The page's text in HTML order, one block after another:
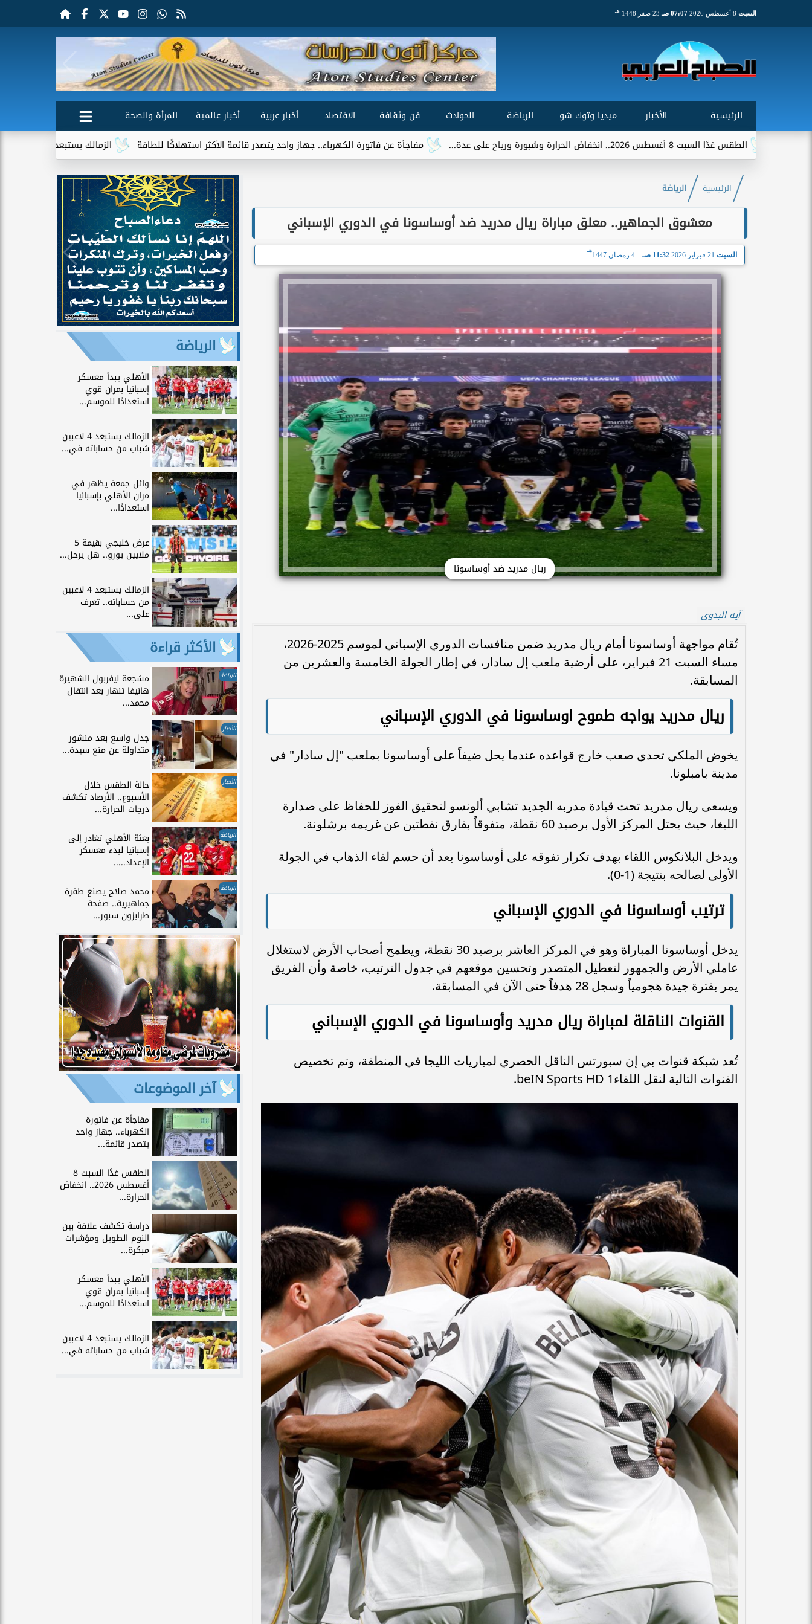
السبت 07:07 صـ 23 صفر 1448 هـ
الرئيسية الأخبار ميديا وتوك شو الرياضة الحوادث فن وثقافة الاقتصاد أخبار عربية أخبار عالمية
المرأة والصحة
الزمالك يستبعد 4 لاعبين شباب من حساباته في الموسم الجديد
مفاجأة عن فاتورة الكهرباء.. جهاز واحد يتصدر قائمة الأكثر استهلاكًا للطاقة السبت 8 أغسطس 2026.. انخفاض الحرارة وشبورة ورياح على عدة...
الرئيسية الرياضة
معشوق الجماهير.. معلق مباراة ريال مدريد ضد أوساسونا في الدوري الإسباني
السبت 11:32 صـ 4 رمضان 1447
هـ
ريال مدريد ضد أوساسونا
آيه البدوى
تُقام مواجهة أوساسونا أمام ريال مدريد ضمن منافسات الدوري الإسباني لموسم 2025-2026،
مساء السبت 21 فبراير، على أرضية ملعب إل سادار، في إطار الجولة الخامسة والعشرين من
المسابقة.
ريال مدريد يواجه طموح اوساسونا في الدوري الإسباني
يخوض الملكي تحدي صعب خارج قواعده عندما يحل ضيفاً على أوساسونا بملعب "إل سادار" في
مدينة بامبلونا.
ويسعى ريال مدريد تحت قيادة مدربه الجديد تشابي ألونسو لتحقيق الفوز للحفاظ على صدارة
الليغا، حيث يحتل المركز الأول برصيد 60 نقطة، متفوقاً بفارق نقطتين عن غريمه برشلونة.
ويدخل البلانكوس اللقاء بهدف تكرار تفوقه على أوساسونا بعد أن حسم لقاء الذهاب في الجولة
الأولى لصالحه بنتيجة (1-0).
ترتيب أوساسونا في الدوري الإسباني
يدخل أوساسونا المباراة وهو في المركز العاشر برصيد 30 نقطة، ويطمح أصحاب الأرض لاستغلال
عاملي الأرض والجمهور لتعطيل المتصدر وتحسين موقعهم في جدول الترتيب، خاصة وأن الفريق
يمر بفترة جيدة هجومياً وسجل 28 هدفاً حتى الآن في المسابقة.
القنوات الناقلة لمباراة ريال مدريد وأوساسونا في الدوري الإسباني
تُعد شبكة قنوات بي إن سبورتس الناقل الحصري لمباريات الليجا في المنطقة، وتم تخصيص
القنوات التالية لنقل اللقاءbeIN Sports HD 1.
الرياضة
الأهلي يبدأ معسكر
إسبانيا بمران قوي
استعدادًا للموسم...
الزمالك يستبعد 4 لاعبين
شباب من حساباته في...
وائل جمعة يظهر في
مران الأهلي بإسبانيا
استعدادًا...
عرض خليجي بقيمة 5
ملايين يورو.. هل يرحل...
الزمالك يستبعد 4 لاعبين
من حساباته.. تعرف
على...
الأكثر قراءة
الرياضة مشجعة ليفربول الشهيرة
هانيفا تنهار بعد انتقال
محمد...
الأخبار
جدل واسع بعد منشور
متداولة عن منع سيدة...
الأخبار حالة الطقس خلال
الأسبوع.. الأرصاد تكشف
درجات الحرارة...
الرياضة بعثة الأهلي تغادر إلى
إسبانيا لبدء معسكر
الإعداد.....
الرياضة محمد صلاح يصنع طفرة
جماهيرية.. صفحة
طرابزون سبور...
آخر الموضوعات
مفاجأة عن فاتورة
الكهرباء.. جهاز واحد
يتصدر قائمة...
الطقس غدًا السبت 8
أغسطس 2026.. انخفاض
الحرارة...
دراسة تكشف علاقة بين
النوم الطويل ومؤشرات
مبكرة...
الأهلي يبدأ معسكر
إسبانيا بمران قوي
استعدادًا للموسم...
الزمالك يستبعد 4 لاعبين
شباب من حساباته في...